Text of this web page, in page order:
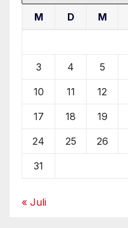
M D M
3 4 5
10 11 12
17 18 19
24 25 26
31
« Juli